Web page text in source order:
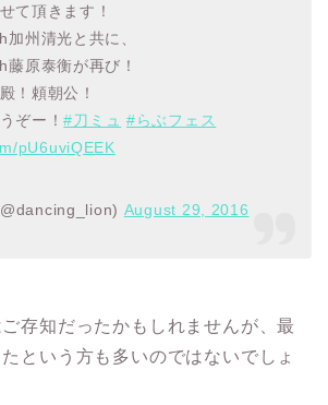
て頂きます！
州清光と共に、
原泰衡が再び！
！頼朝公！
ぞー！#刀ミュ #らぶフェス
pU6uviQEEK
August 29, 2016
存知だったかもしれませんが、最
という方も多いのではないでしょ